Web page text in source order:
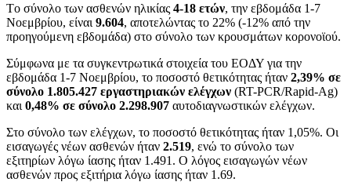
Tο σύνολο των ασθενών ηλικίας 4-18 ετών, την εβδομάδα 1-7
Νοεμβρίου, είναι 9.604, αποτελώντας το 22% (-12% από την
προηγούμενη εβδομάδα) στο σύνολο των κρουσμάτων κορονοϊού.
Σύμφωνα με τα συγκεντρωτικά στοιχεία του ΕΟΔΥ για την
εβδομάδα 1-7 Νοεμβρίου, το ποσοστό θετικότητας ήταν 2,39% σε
σύνολο 1.805.427 εργαστηριακών ελέγχων (RT-PCR/Rapid-Ag)
και 0,48% σε σύνολο 2.298.907 αυτοδιαγνωστικών ελέγχων.
Στο σύνολο των ελέγχων, το ποσοστό θετικότητας ήταν 1,05%. Οι
εισαγωγές νέων ασθενών ήταν 2.519, ενώ το σύνολο των
εξιτηρίων λόγω ίασης ήταν 1.491. O λόγος εισαγωγών νέων
ασθενών προς εξιτήρια λόγω ίασης ήταν 1.69.